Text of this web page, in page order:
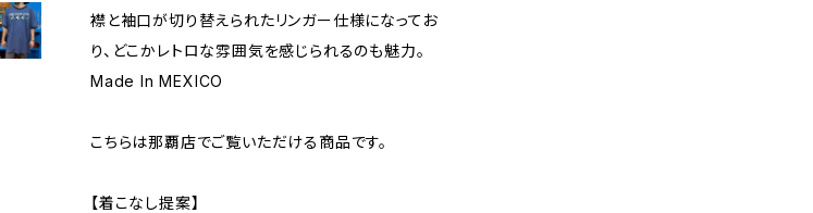
襟と袖口が切り替えられたリンガー仕様になってお
り、どこかレトロな雰囲気を感じられるのも魅力。
Made In MEXICO
こちらは那覇店でご覧いただける商品です。
【着こなし提案】